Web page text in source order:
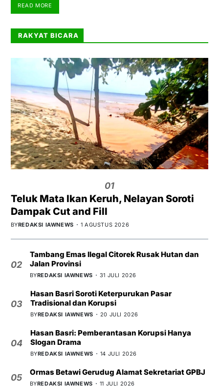
READ MORE
RAKYAT BICARA
01
Teluk Mata Ikan Keruh, Nelayan Soroti
Dampak Cut and Fill
BYREDAKSI IAWNEWS 1 AGUSTUS 2026
02
Tambang Emas Ilegal Citorek Rusak Hutan dan
Jalan Provinsi
BYREDAKSI IAWNEWS 31 JULI 2026
03
Hasan Basri Soroti Keterpurukan Pasar
Tradisional dan Korupsi
BYREDAKSI IAWNEWS 20 JULI 2026
04
Hasan Basri: Pemberantasan Korupsi Hanya
Slogan Drama
BYREDAKSI IAWNEWS 14 JULI 2026
05
Ormas Betawi Gerudug Alamat Sekretariat GPBJ
BYREDAKSI IAWNEWS 11 JULI 2026